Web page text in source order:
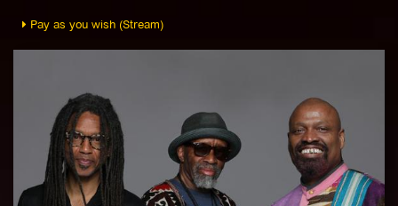
Pay as you wish (Stream)